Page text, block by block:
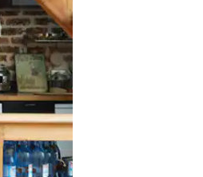
glisser.